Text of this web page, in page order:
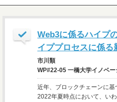
Web3に係るハイプ
イププロセスに係る
市川類
WP#22-05 一橋大学イノベー
近年、ブロックチェーンに
2022年夏時点において、い